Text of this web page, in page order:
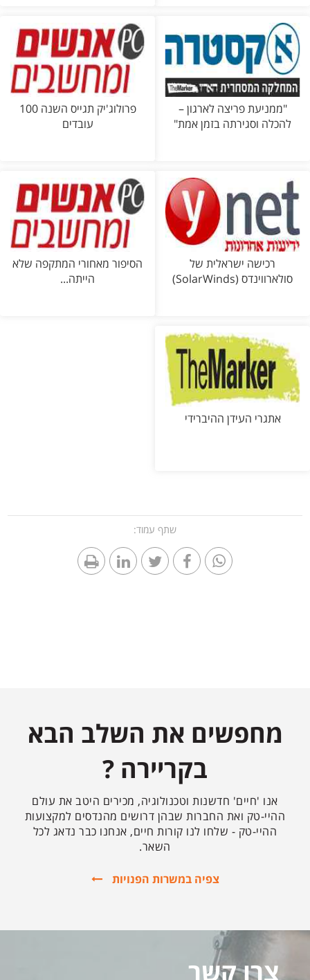
"ממניעת פריצה לארגון –
להכלה וסגירתה בזמן אמת"
פרולוג'יק תגייס השנה 100
עובדים
רכישה ישראלית של
סולארווינדס (SolarWinds)
הסיפור מאחורי המתקפה שלא
הייתה...
אתגרי העידן ההיברידי
שתף עמוד:
מחפשים את השלב הבא
בקריירה ?
אנו 'חיים' חדשנות וטכנולוגיה, מכירים היטב את עולם
ההיי-טק ואת החברות שבהן דרושים מהנדסים למקצועות
ההיי-טק - שלחו לנו קורות חיים, אנחנו כבר נדאג לכל
השאר.
צפיה במשרות הפנויות
צרו קשר